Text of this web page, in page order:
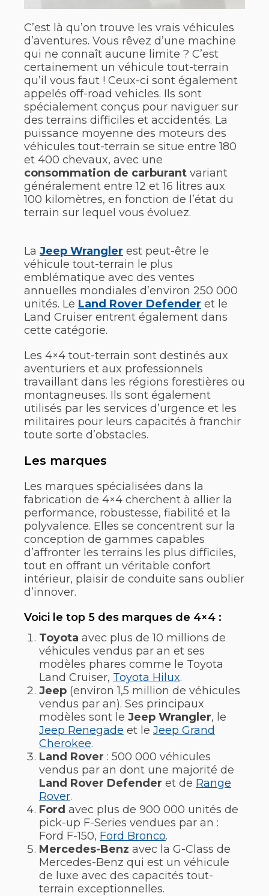
C’est là qu’on trouve les vrais véhicules
d’aventures. Vous rêvez d’une machine
qui ne connaît aucune limite ? C’est
certainement un véhicule tout-terrain
qu’il vous faut ! Ceux-ci sont également
appelés off-road vehicles. Ils sont
spécialement conçus pour naviguer sur
des terrains difficiles et accidentés. La
puissance moyenne des moteurs des
véhicules tout-terrain se situe entre 180
et 400 chevaux, avec une
consommation de carburant variant
généralement entre 12 et 16 litres aux
100 kilomètres, en fonction de l’état du
terrain sur lequel vous évoluez.
La Jeep Wrangler est peut-être le
véhicule tout-terrain le plus
emblématique avec des ventes
annuelles mondiales d’environ 250 000
unités. Le Land Rover Defender et le
Land Cruiser entrent également dans
cette catégorie.
Les 4×4 tout-terrain sont destinés aux
aventuriers et aux professionnels
travaillant dans les régions forestières ou
montagneuses. Ils sont également
utilisés par les services d’urgence et les
militaires pour leurs capacités à franchir
toute sorte d’obstacles.
Les marques
Les marques spécialisées dans la
fabrication de 4×4 cherchent à allier la
performance, robustesse, fiabilité et la
polyvalence. Elles se concentrent sur la
conception de gammes capables
d’affronter les terrains les plus difficiles,
tout en offrant un véritable confort
intérieur, plaisir de conduite sans oublier
d’innover.
Voici le top 5 des marques de 4×4 :
Toyota avec plus de 10 millions de
véhicules vendus par an et ses
modèles phares comme le Toyota
Land Cruiser, Toyota Hilux.
Jeep (environ 1,5 million de véhicules
vendus par an). Ses principaux
modèles sont le Jeep Wrangler, le
Jeep Renegade et le Jeep Grand
Cherokee.
Land Rover : 500 000 véhicules
vendus par an dont une majorité de
Land Rover Defender et de Range
Rover.
Ford avec plus de 900 000 unités de
pick-up F-Series vendues par an :
Ford F-150, Ford Bronco.
Mercedes-Benz avec la G-Class de
Mercedes-Benz qui est un véhicule
de luxe avec des capacités tout-
terrain exceptionnelles.